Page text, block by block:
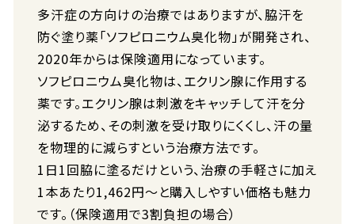
多汗症の方向けの治療ではありますが、脇汗を
防ぐ塗り薬「ソフピロニウム臭化物」が開発され、
2020年からは保険適用になっています。
ソフピロニウム臭化物は、エクリン腺に作用する
薬です。エクリン腺は刺激をキャッチして汗を分
泌するため、その刺激を受け取りにくくし、汗の量
を物理的に減らすという治療方法です。
1日1回脇に塗るだけという、治療の手軽さに加え
1本あたり1,462円～と購入しやすい価格も魅力
です。（保険適用で3割負担の場合）